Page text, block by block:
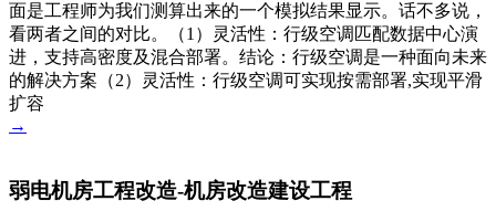
面是工程师为我们测算出来的一个模拟结果显示。话不多说，
看两者之间的对比。（1）灵活性：行级空调匹配数据中心演
进，支持高密度及混合部署。结论：行级空调是一种面向未来
的解决方案（2）灵活性：行级空调可实现按需部署,实现平滑
扩容
→
弱电机房工程改造-机房改造建设工程